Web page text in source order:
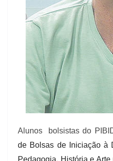
Alunos bolsistas do
de Bolsas de Iniciação à
Pedagogia, História e Arte